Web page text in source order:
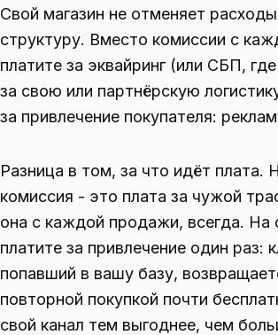
Свой магазин не отменяет
структуру. Вместо комиссии с
платите за эквайринг (или СБП,
за свою или партнёрскую
за привлечение покупателя:
Разница в том, за что идёт плата.
комиссия - это плата за чужой
она с каждой продажи, всегда. На
платите за привлечение один раз:
попавший в вашу базу,
повторной покупкой почти
свой канал тем выгоднее, чем